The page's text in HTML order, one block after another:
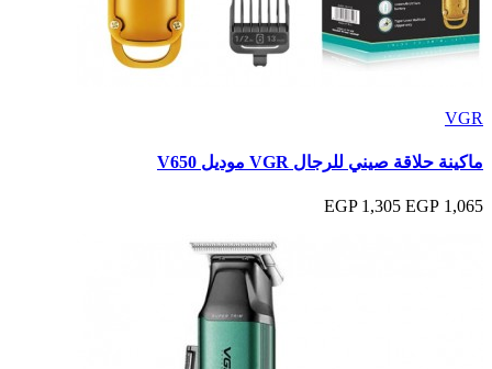
VGR
ماكينة حلاقة صيني للرجال VGR موديل V650
1,065 EGP
1,305 EGP